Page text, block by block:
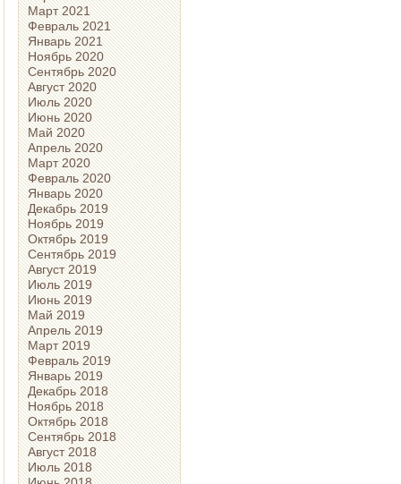
Март 2021
Февраль 2021
Январь 2021
Ноябрь 2020
Сентябрь 2020
Август 2020
Июль 2020
Июнь 2020
Май 2020
Апрель 2020
Март 2020
Февраль 2020
Январь 2020
Декабрь 2019
Ноябрь 2019
Октябрь 2019
Сентябрь 2019
Август 2019
Июль 2019
Июнь 2019
Май 2019
Апрель 2019
Март 2019
Февраль 2019
Январь 2019
Декабрь 2018
Ноябрь 2018
Октябрь 2018
Сентябрь 2018
Август 2018
Июль 2018